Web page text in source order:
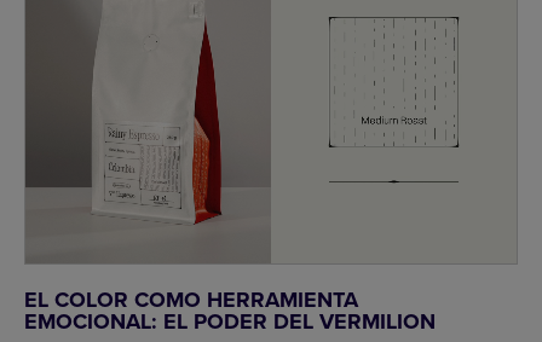
EL COLOR COMO HERRAMIENTA
EMOCIONAL: EL PODER DEL VERMILION